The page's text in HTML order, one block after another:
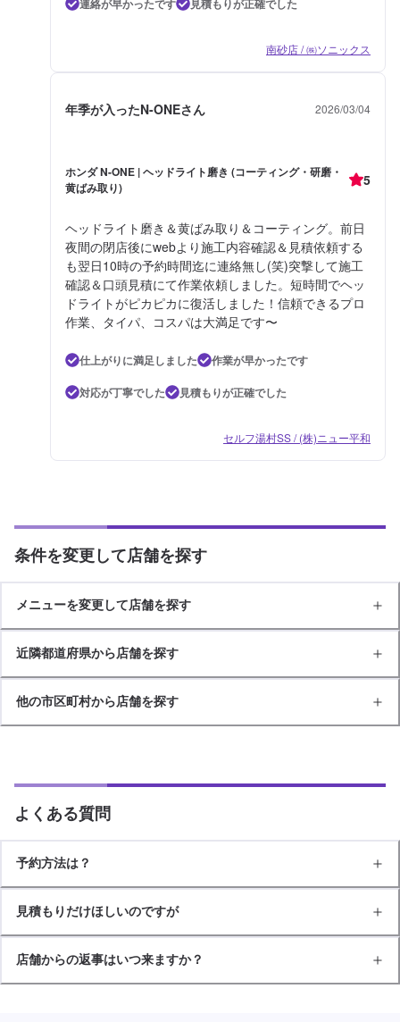
連絡が早かったです
見積もりが正確でした
南砂店 / ㈱ソニックス
年季が入ったN-ONEさん 2026/03/04
ホンダ N-ONE | ヘッドライト磨き (コーティング・研磨・
黄ばみ取り)
5
ヘッドライト磨き＆黄ばみ取り＆コーティング。前日
夜間の閉店後にwebより施工内容確認＆見積依頼する
も翌日10時の予約時間迄に連絡無し(笑)突撃して施工
確認＆口頭見積にて作業依頼しました。短時間でヘッ
ドライトがピカピカに復活しました！信頼できるプロ
作業、タイパ、コスパは大満足です〜
仕上がりに満足しました
作業が早かったです
対応が丁寧でした
見積もりが正確でした
セルフ湯村SS / (株)ニュー平和
条件を変更して店舗を探す
メニューを変更して店舗を探す
近隣都道府県から店舗を探す
他の市区町村から店舗を探す
よくある質問
予約方法は？
見積もりだけほしいのですが
店舗からの返事はいつ来ますか？